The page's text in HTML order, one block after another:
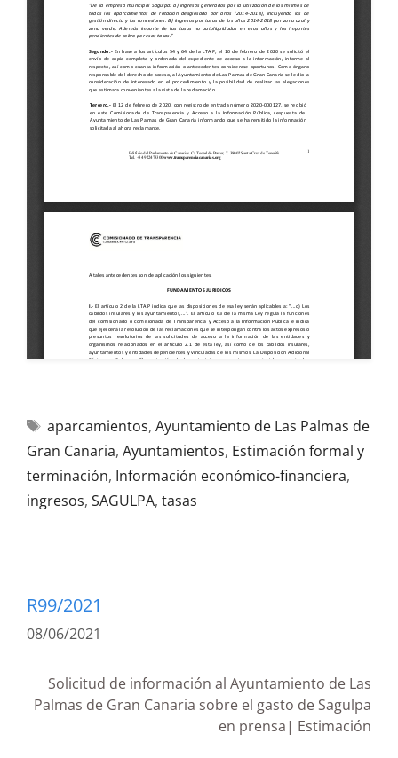
aparcamientos, Ayuntamiento de Las Palmas de
Gran Canaria, Ayuntamientos, Estimación formal y
terminación, Información económico-financiera,
ingresos, SAGULPA, tasas
R99/2021
08/06/2021
Solicitud de información al Ayuntamiento de Las
Palmas de Gran Canaria sobre el gasto de Sagulpa
en prensa| Estimación